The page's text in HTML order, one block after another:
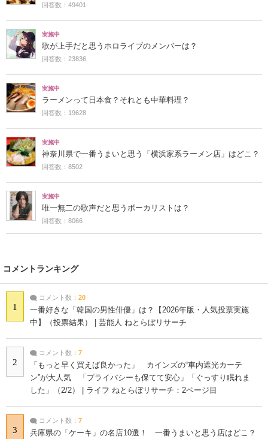
回答数：49401
実施中
歌が上手だと思うホロライブのメンバーは？
回答数：23836
実施中
ラーメンって日本食？それとも中華料理？
回答数：19628
実施中
神奈川県で一番うまいと思う「横浜家系ラーメン店」はどこ？
回答数：8502
実施中
唯一無二の歌声だと思うボーカリストは？
回答数：8066
コメントランキング
1
コメント数： 20
一番好きな「韓国の男性俳優」は？【2026年版・人気投票実施
中】（投票結果） | 芸能人 ねとらぼリサーチ
2
コメント数： 7
「もっと早く買えば良かった」 カインズの“車内遮光カーテ
ン”が大人気 「プライバシーも保てて安心」「ぐっすり眠れま
した」（2/2） | ライフ ねとらぼリサーチ：2ページ目
3
コメント数： 7
兵庫県の「ケーキ」の名店10選！ 一番うまいと思う店はどこ？